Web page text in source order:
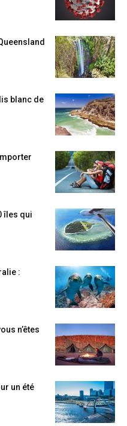
blanc de
îles qui
:
n’êtes
un été